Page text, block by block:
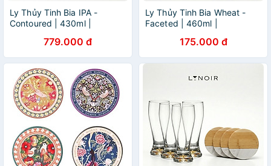
Ly Thủy Tinh Bia IPA -
Contoured | 430ml |
779.000 đ
Ly Thủy Tinh Bia Wheat -
Faceted | 460ml |
175.000 đ